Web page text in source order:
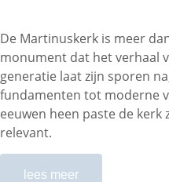
De Martinuskerk is meer
monument dat het verhaal
generatie laat zijn sporen
fundamenten tot moderne
eeuwen heen paste de kerk
relevant.
lees meer